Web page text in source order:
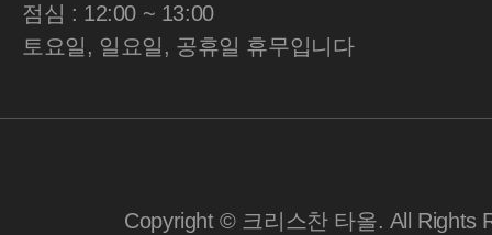
점심 : 12:00 ~ 13:00
토요일, 일요일, 공휴일 휴무입니다
Copyright © 크리스찬 타올. All Rights